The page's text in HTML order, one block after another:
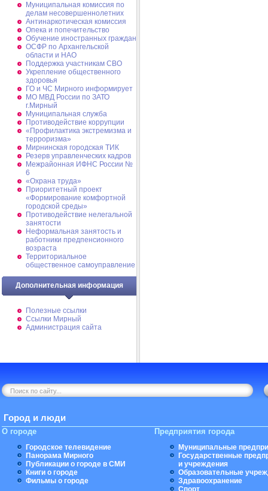
Муниципальная комиссия по
делам несовершеннолетних
Антинаркотическая комиссия
Опека и попечительство
Обучение иностранных граждан
ОСФР по Архангельской
области и НАО
Поддержка участникам СВО
Укрепление общественного
здоровья
ГО и ЧС Мирного информирует
МО МВД России по ЗАТО
г.Мирный
Муниципальная cлужба
Противодействие коррупции
«Профилактика экстремизма и
терроризма»
Мирнинская городская ТИК
Резерв управленческих кадров
Межрайонная ИФНС России №
6
«Охрана труда»
Приоритетный проект
«Формирование комфортной
городской среды»
Противодействие нелегальной
занятости
Неформальная занятость и
работники предпенсионного
возраста
Территориальное
общественное самоуправление
Дополнительная информация
Полезные ссылки
Ссылки Мирный
Администрация сайта
Город и люди
О городе
Городское телевидение
Панорама Мирного
Публикации о городе в СМИ
Книги о городе
Фильмы о городе
Предприятия города
Муниципальные
Государственные
и учреждения
Образовательные
Здравоохранение
Спорт